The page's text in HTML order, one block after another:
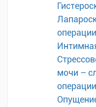
операции
мочи –
операции